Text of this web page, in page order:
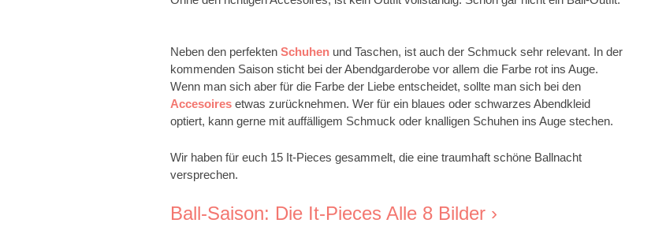
Neben den perfekten Schuhen und Taschen, ist auch der Schmuck sehr relevant. In der
kommenden Saison sticht bei der Abendgarderobe vor allem die Farbe rot ins Auge.
Wenn man sich aber für die Farbe der Liebe entscheidet, sollte man sich bei den
Accesoires etwas zurücknehmen. Wer für ein blaues oder schwarzes Abendkleid
optiert, kann gerne mit auffälligem Schmuck oder knalligen Schuhen ins Auge stechen.
Wir haben für euch 15 It-Pieces gesammelt, die eine traumhaft schöne Ballnacht
versprechen.
Ball-Saison: Die It-Pieces Alle 8 Bilder ›